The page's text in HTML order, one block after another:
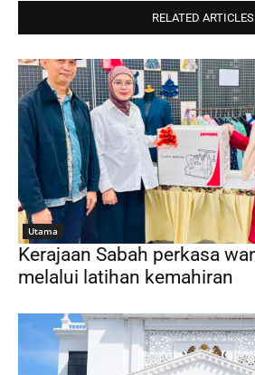
RELATED ARTICLES
Utama
Kerajaan Sabah perkasa
melalui latihan kemahiran